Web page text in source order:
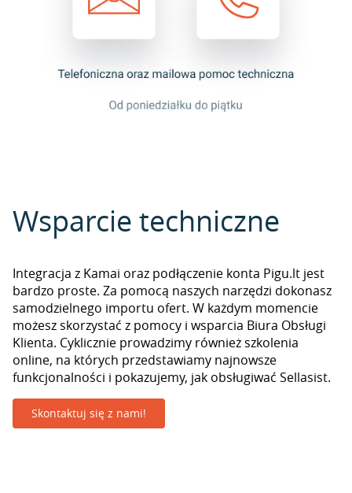
Wsparcie techniczne
Integracja z Kamai oraz podłączenie konta Pigu.lt jest
bardzo proste. Za pomocą naszych narzędzi dokonasz
samodzielnego importu ofert. W każdym momencie
możesz skorzystać z pomocy i wsparcia Biura Obsługi
Klienta. Cyklicznie prowadzimy również szkolenia
online, na których przedstawiamy najnowsze
funkcjonalności i pokazujemy, jak obsługiwać Sellasist.
Skontaktuj się z nami!